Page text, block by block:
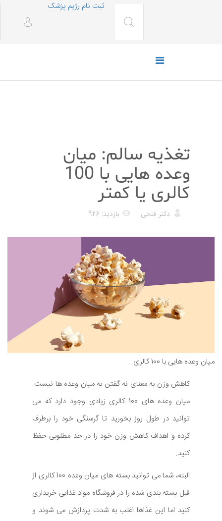
ثبت نام رژیم پزشک
تغذیه سالم: میان
وعده هایی با 100
کالری یا کمتر
دکتر فتحی بازدید: 926
میان وعده هایی با 100 کالری
کاهش وزن به معنای نه گفتن به میان وعده ها نیست.
میان وعده های 100 کالری زیادی وجود دارد که می
توانید در طول روز بخورید تا گرسنگی خود را برطرف
کرده و اهداف کاهش وزن خود را در حد مطلوبی حفظ
کنید.
البته، شما می توانید بسته های میان وعده 100 کالری از
قبل بسته بندی شده را در فروشگاه مواد غذایی خریداری
کنید اما این غذاها اغلب به شدت پردازش می شوند و